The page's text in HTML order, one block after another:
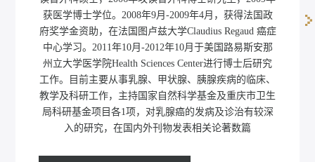
获医学博士学位。2008年9月-2009年4月，获得法国政
府奖学金资助，在法国图卢兹大学Claudius Regaud 癌症
中心学习。2011年10月-2012年10月于美国路易斯安那
州立大学医学院Health Sciences Center进行博士后研究
工作。目前主要从事乳腺、甲状腺、胰腺疾病的临床、
教学及科研工作，主持国家自然科学基金及重庆市卫生
局科研基金项目各1项，对乳腺癌的发病及诊治有较深
入的研究，在国内外刊物发表相关论著数篇